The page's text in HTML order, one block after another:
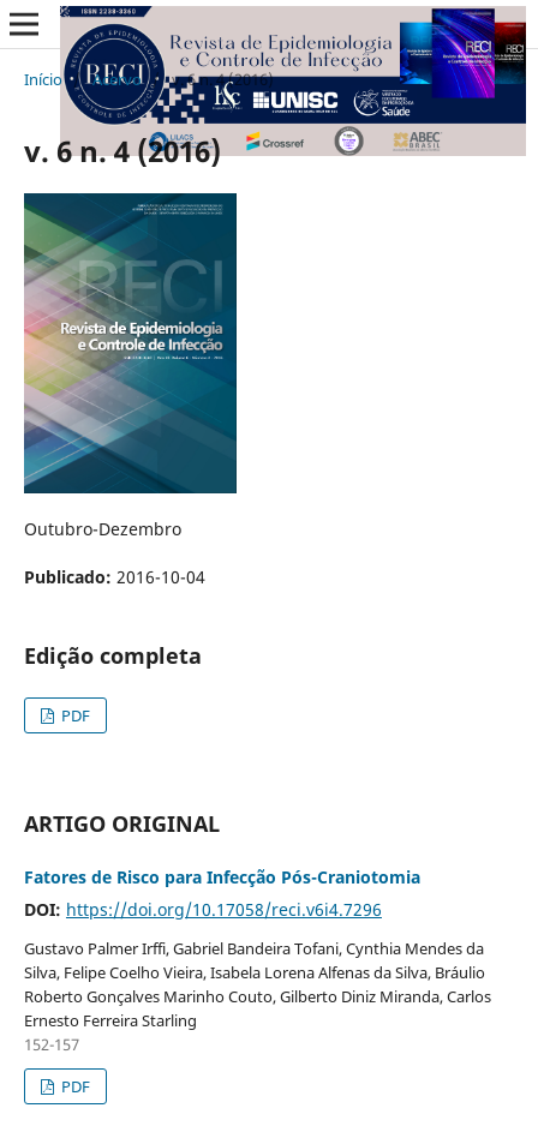
Início / Acervo / v. 6 n. 4 (2016)
v. 6 n. 4 (2016)
Outubro-Dezembro
Publicado: 2016-10-04
Edição completa
PDF
ARTIGO ORIGINAL
Fatores de Risco para Infecção Pós-Craniotomia
DOI: https://doi.org/10.17058/reci.v6i4.7296
Gustavo Palmer Irffi, Gabriel Bandeira Tofani, Cynthia Mendes da
Silva, Felipe Coelho Vieira, Isabela Lorena Alfenas da Silva, Bráulio
Roberto Gonçalves Marinho Couto, Gilberto Diniz Miranda, Carlos
Ernesto Ferreira Starling
152-157
PDF